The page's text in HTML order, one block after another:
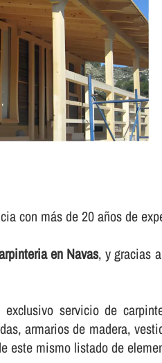
con más de 20 años de
en Navas, y gracias
servicio de
armarios de madera,
este mismo listado de